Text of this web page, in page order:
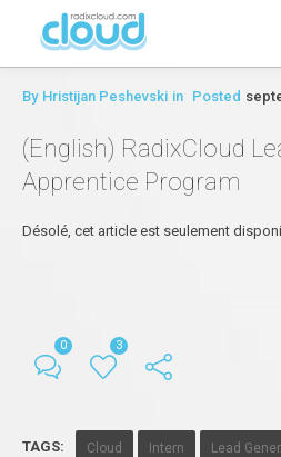
By Hristijan Peshevski in Posted
(English) RadixCloud
Apprentice Program
Désolé, cet article est seulement
0 3
TAGS: Cloud Intern Lead